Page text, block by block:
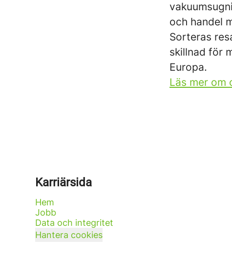
och handel
Sorteras
skillnad för
Europa.
Läs mer om
Karriärsida
Hem
Jobb
Data och integritet
Hantera cookies